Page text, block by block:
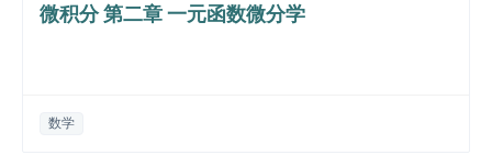
微积分 第二章 一元函数微分学
数学